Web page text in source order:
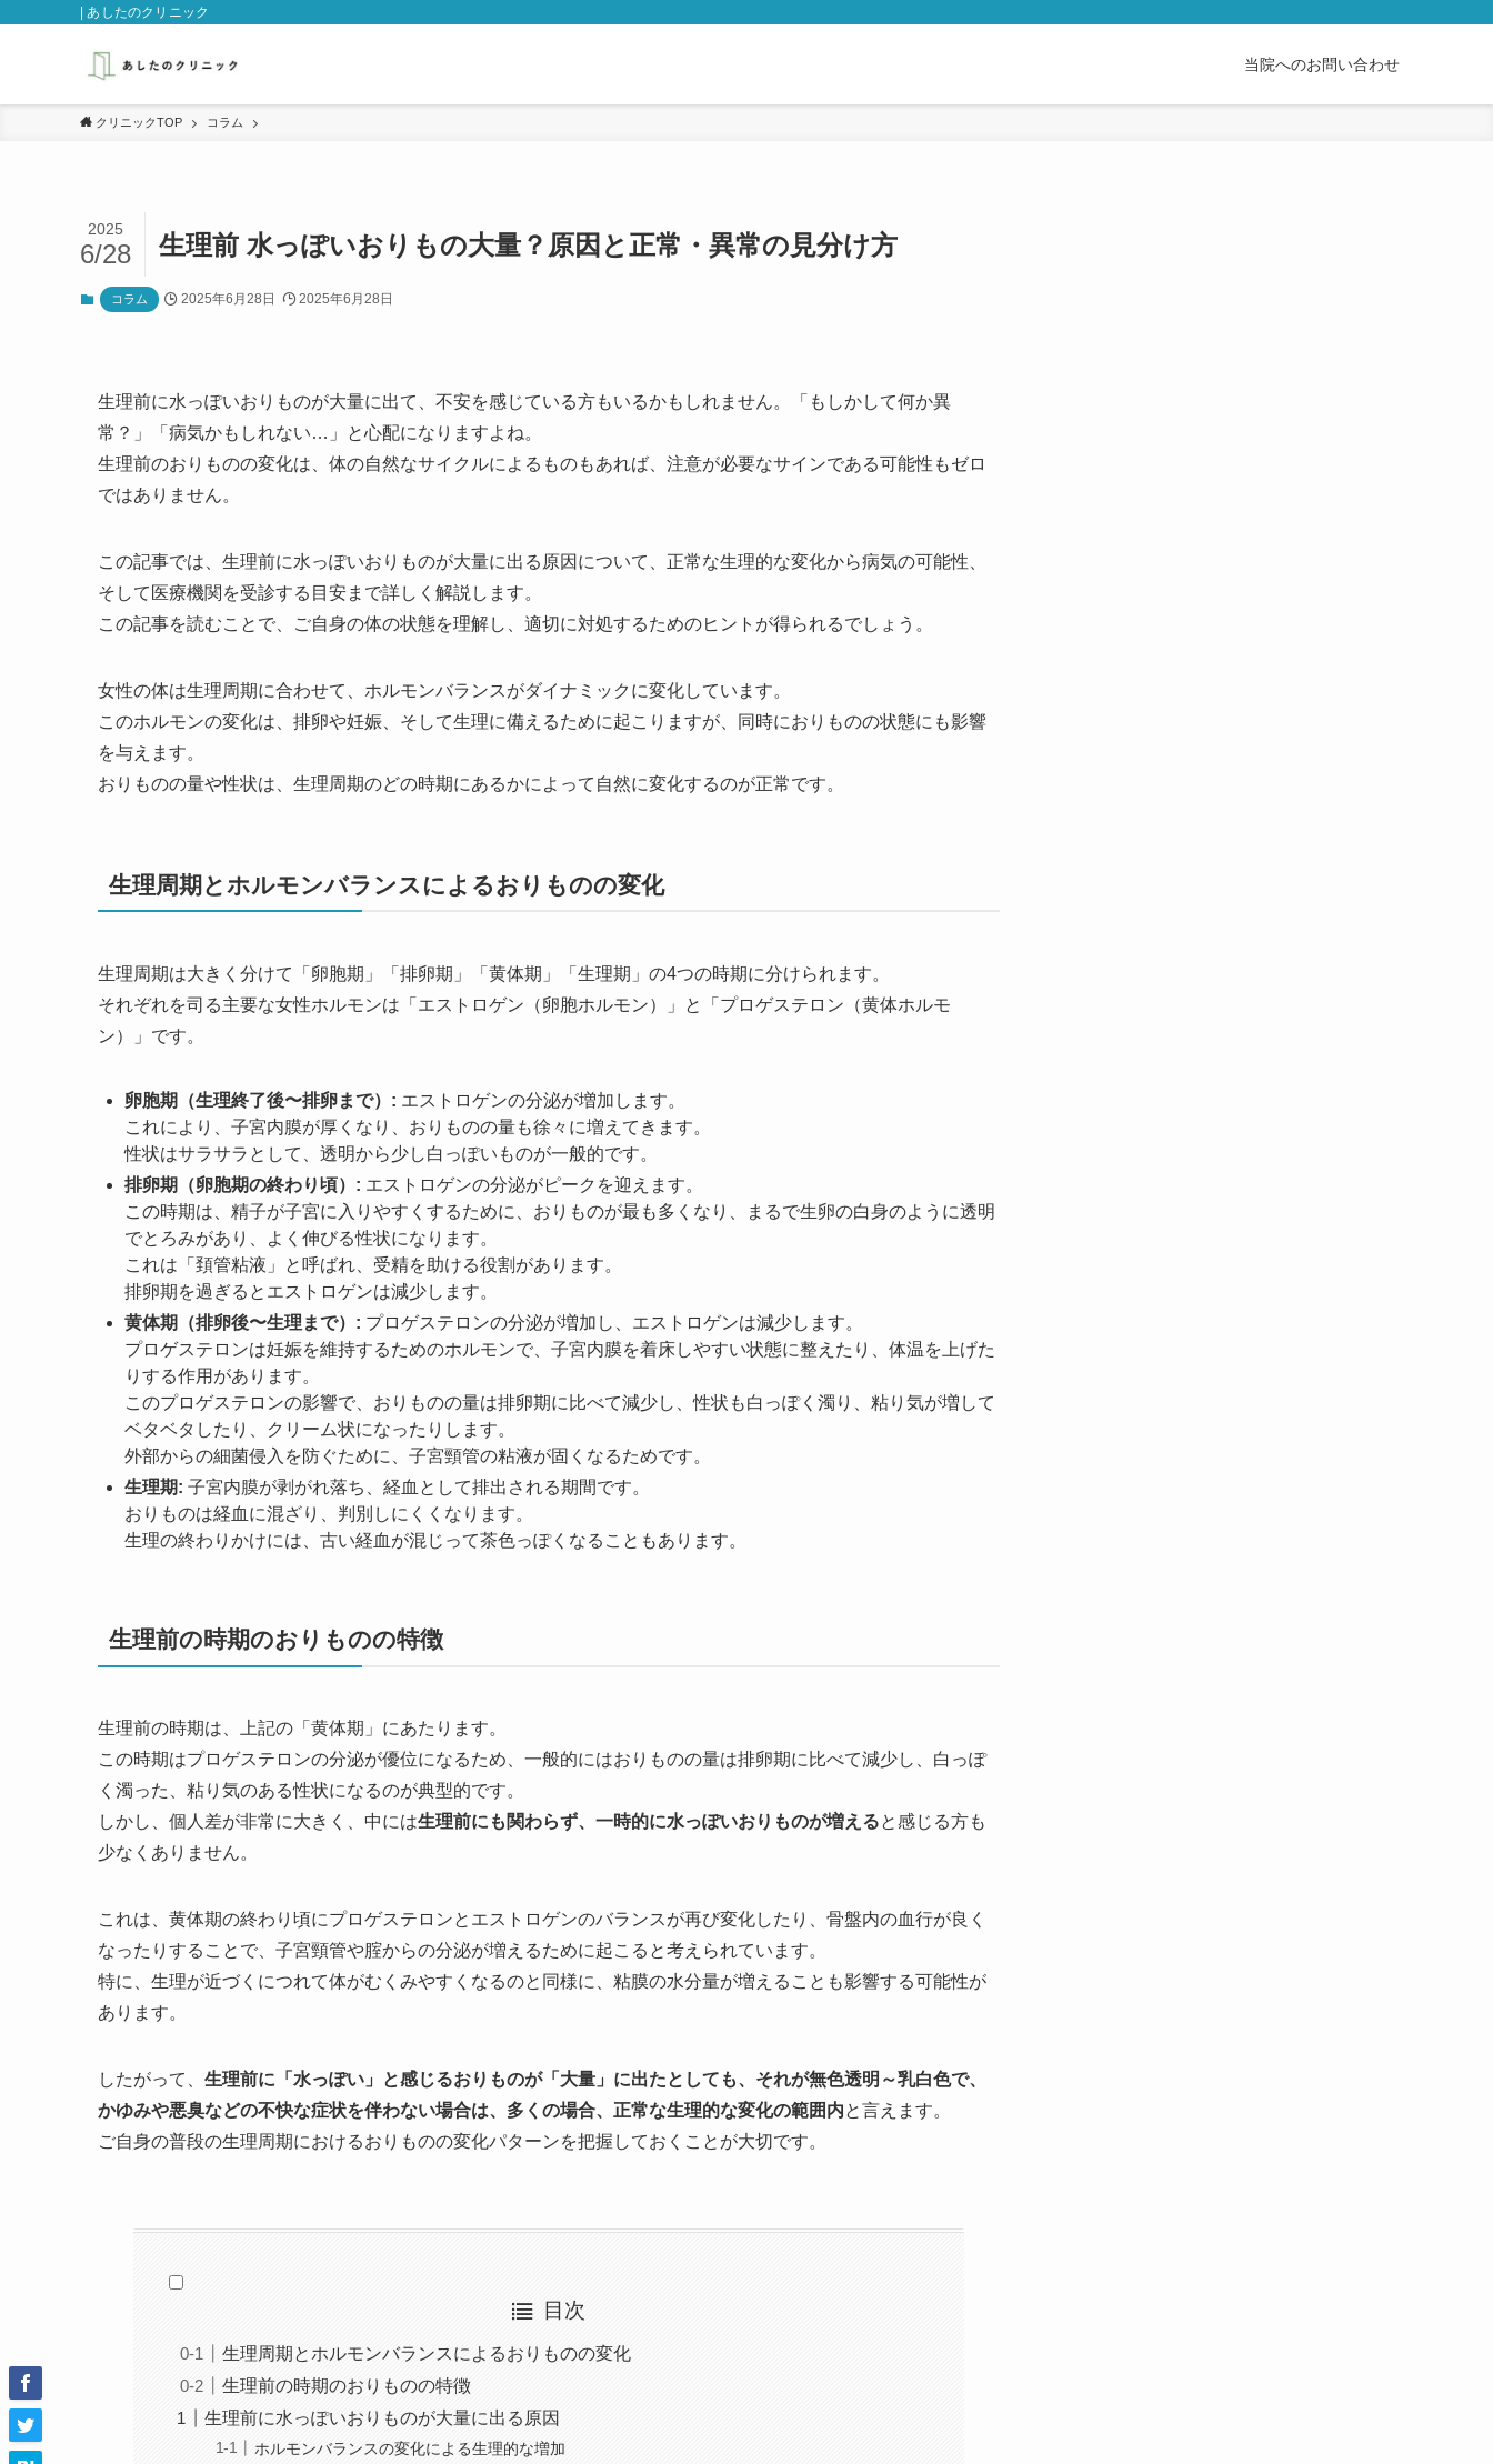
| あしたのクリニック
当院へのお問い合わせ
クリニックTOP コラム
生理前 水っぽいおりもの大量？原因と正常・異常の見分け方
2025
6/28
コラム 2025年6月28日 2025年6月28日
生理前に水っぽいおりものが大量に出て、不安を感じている方もいるかもしれません。「もしかして何か異
常？」「病気かもしれない…」と心配になりますよね。
生理前のおりものの変化は、体の自然なサイクルによるものもあれば、注意が必要なサインである可能性もゼロ
ではありません。
この記事では、生理前に水っぽいおりものが大量に出る原因について、正常な生理的な変化から病気の可能性、
そして医療機関を受診する目安まで詳しく解説します。
この記事を読むことで、ご自身の体の状態を理解し、適切に対処するためのヒントが得られるでしょう。
女性の体は生理周期に合わせて、ホルモンバランスがダイナミックに変化しています。
このホルモンの変化は、排卵や妊娠、そして生理に備えるために起こりますが、同時におりものの状態にも影響
を与えます。
おりものの量や性状は、生理周期のどの時期にあるかによって自然に変化するのが正常です。
生理周期とホルモンバランスによるおりものの変化
生理周期は大きく分けて「卵胞期」「排卵期」「黄体期」「生理期」の4つの時期に分けられます。
それぞれを司る主要な女性ホルモンは「エストロゲン（卵胞ホルモン）」と「プロゲステロン（黄体ホルモ
ン）」です。
卵胞期（生理終了後〜排卵まで）: エストロゲンの分泌が増加します。
これにより、子宮内膜が厚くなり、おりものの量も徐々に増えてきます。
性状はサラサラとして、透明から少し白っぽいものが一般的です。
排卵期（卵胞期の終わり頃）: エストロゲンの分泌がピークを迎えます。
この時期は、精子が子宮に入りやすくするために、おりものが最も多くなり、まるで生卵の白身のように透明
でとろみがあり、よく伸びる性状になります。
これは「頚管粘液」と呼ばれ、受精を助ける役割があります。
排卵期を過ぎるとエストロゲンは減少します。
黄体期（排卵後〜生理まで）: プロゲステロンの分泌が増加し、エストロゲンは減少します。
プロゲステロンは妊娠を維持するためのホルモンで、子宮内膜を着床しやすい状態に整えたり、体温を上げた
りする作用があります。
このプロゲステロンの影響で、おりものの量は排卵期に比べて減少し、性状も白っぽく濁り、粘り気が増して
ベタベタしたり、クリーム状になったりします。
外部からの細菌侵入を防ぐために、子宮頸管の粘液が固くなるためです。
生理期: 子宮内膜が剥がれ落ち、経血として排出される期間です。
おりものは経血に混ざり、判別しにくくなります。
生理の終わりかけには、古い経血が混じって茶色っぽくなることもあります。
生理前の時期のおりものの特徴
生理前の時期は、上記の「黄体期」にあたります。
この時期はプロゲステロンの分泌が優位になるため、一般的にはおりものの量は排卵期に比べて減少し、白っぽ
く濁った、粘り気のある性状になるのが典型的です。
しかし、個人差が非常に大きく、中には生理前にも関わらず、一時的に水っぽいおりものが増えると感じる方も
少なくありません。
これは、黄体期の終わり頃にプロゲステロンとエストロゲンのバランスが再び変化したり、骨盤内の血行が良く
なったりすることで、子宮頸管や腟からの分泌が増えるために起こると考えられています。
特に、生理が近づくにつれて体がむくみやすくなるのと同様に、粘膜の水分量が増えることも影響する可能性が
あります。
したがって、 生理前に「水っぽい」と感じるおりものが「大量」に出たとしても、それが無色透明～乳白色で、
かゆみや悪臭などの不快な症状を伴わない場合は、多くの場合、正常な生理的な変化の範囲内と言えます。
ご自身の普段の生理周期におけるおりものの変化パターンを把握しておくことが大切です。
目次
生理周期とホルモンバランスによるおりものの変化
生理前の時期のおりものの特徴
生理前に水っぽいおりものが大量に出る原因
ホルモンバランスの変化による生理的な増加